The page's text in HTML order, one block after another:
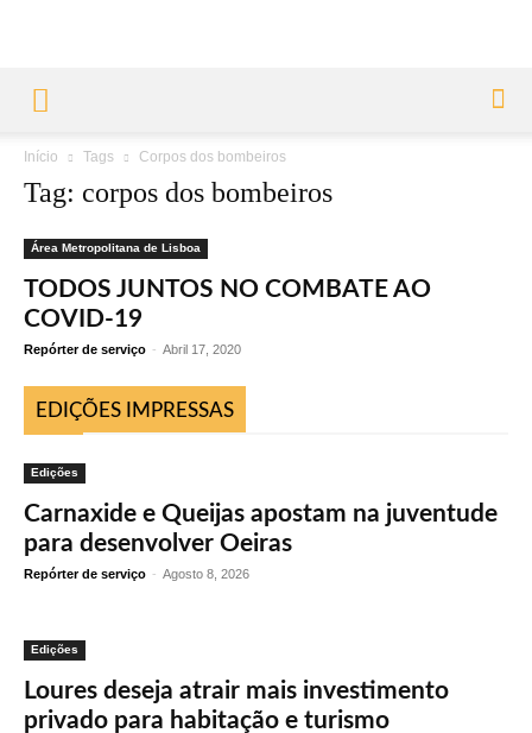
Início Tags Corpos dos bombeiros
Tag: corpos dos bombeiros
Área Metropolitana de Lisboa
TODOS JUNTOS NO COMBATE AO
COVID-19
Repórter de serviço - Abril 17, 2020
EDIÇÕES IMPRESSAS
Edições
Carnaxide e Queijas apostam na juventude
para desenvolver Oeiras
Repórter de serviço - Agosto 8, 2026
Edições
Loures deseja atrair mais investimento
privado para habitação e turismo